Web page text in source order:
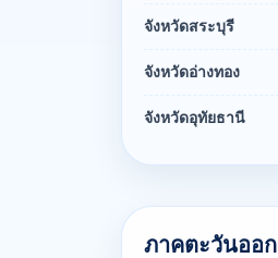
จังหวัดสระบุรี
จังหวัดอ่างทอง
จังหวัดอุทัยธานี
ภาคตะวันออก